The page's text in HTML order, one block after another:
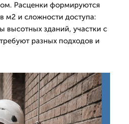
Расценки формируются
м2 и сложности доступа:
высотных зданий, участки с
разных подходов и